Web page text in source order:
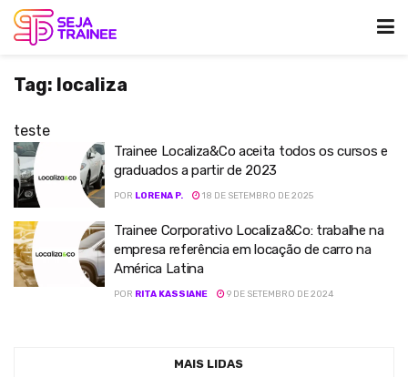
Tag: localiza
teste
Trainee Localiza&Co aceita todos os cursos e
graduados a partir de 2023
POR LORENA P. 18 DE SETEMBRO DE 2025
Trainee Corporativo Localiza&Co: trabalhe na
empresa referência em locação de carro na
América Latina
POR RITA KASSIANE 9 DE SETEMBRO DE 2024
MAIS LIDAS